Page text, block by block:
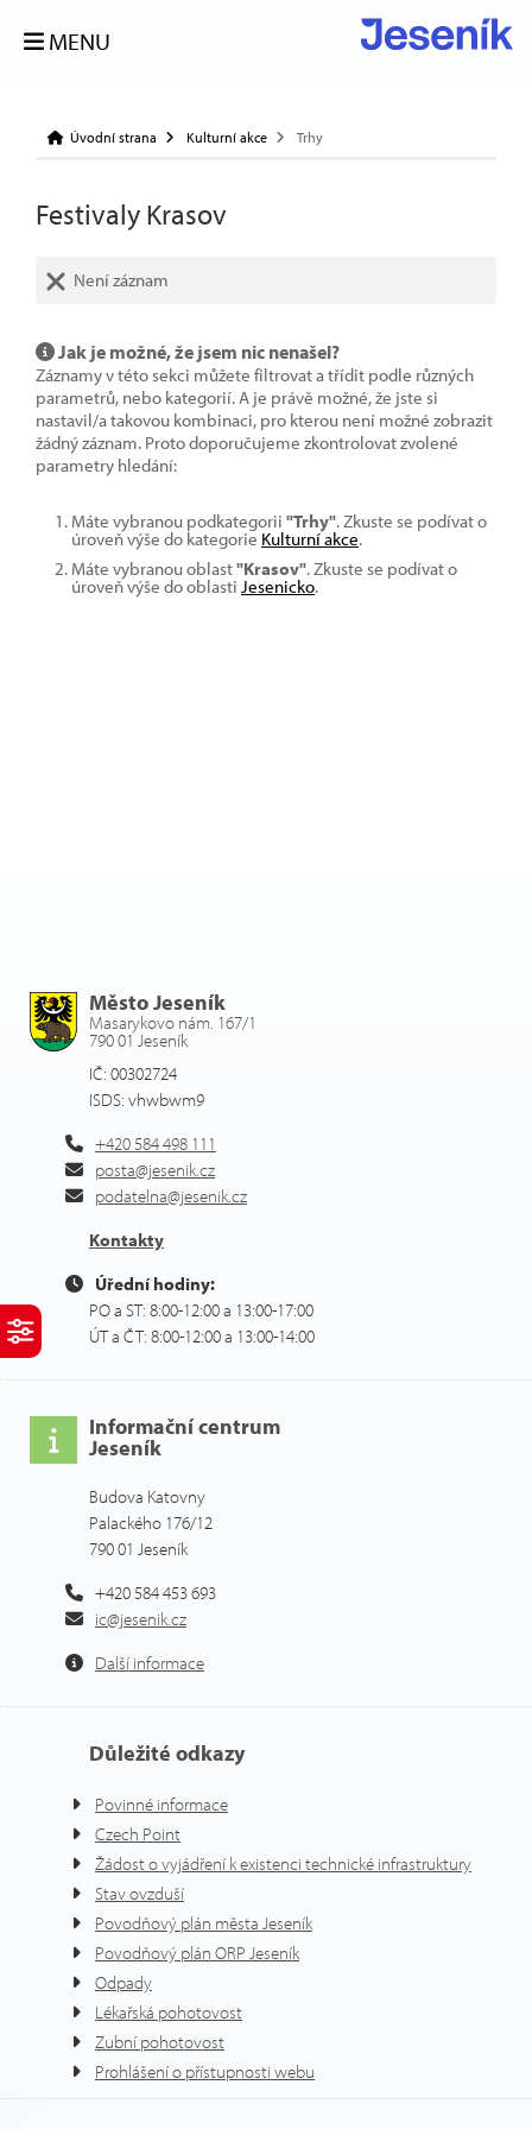
MENU
Úvodní strana Kulturní akce Trhy
Festivaly Krasov
Není záznam
Jak je možné, že jsem nic nenašel?
Záznamy v této sekci můžete filtrovat a třídit podle různých
parametrů, nebo kategorií. A je právě možné, že jste si
nastavil/a takovou kombinaci, pro kterou není možné zobrazit
žádný záznam. Proto doporučujeme zkontrolovat zvolené
parametry hledání:
Máte vybranou podkategorii "Trhy". Zkuste se podívat o
úroveň výše do kategorie Kulturní akce.
Máte vybranou oblast"Krasov". Zkuste se podívat o
úroveň výše do oblasti Jesenicko.
Město Jeseník
Masarykovo nám. 167/1
790 01 Jeseník
IČ: 00302724
ISDS: vhwbwm9
+420 584 498 111
posta@jesenik.cz
podatelna@jesenik.cz
Kontakty
Úřední hodiny:
PO a ST: 8:00-12:00 a 13:00-17:00
ÚT a ČT: 8:00-12:00 a 13:00-14:00
Informační centrum
Jeseník
Budova Katovny
Palackého 176/12
790 01 Jeseník
+420 584 453 693
ic@jesenik.cz
Další informace
Důležité odkazy
Povinné informace
Czech Point
Žádost o vyjádření k existenci technické infrastruktury
Stav ovzduší
Povodňový plán města Jeseník
Povodňový plán ORP Jeseník
Odpady
Lékařská pohotovost
Zubní pohotovost
Prohlášení o přístupnosti webu